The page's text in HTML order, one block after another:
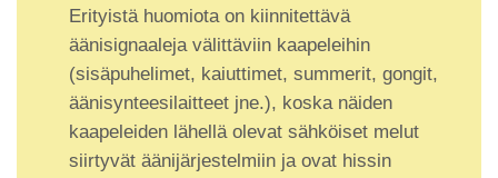
Erityistä huomiota on kiinnitettävä
äänisignaaleja välittäviin kaapeleihin
(sisäpuhelimet, kaiuttimet, summerit, gongit,
äänisynteesilaitteet jne.), koska näiden
kaapeleiden lähellä olevat sähköiset melut
siirtyvät äänijärjestelmiin ja ovat hissin